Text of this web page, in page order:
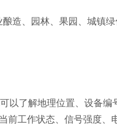
造、园林、果园、城镇
了解地理位置、设备编
工作状态、信号强度、